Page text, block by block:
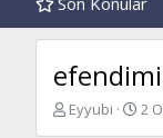
K
Eyyubi
B
2